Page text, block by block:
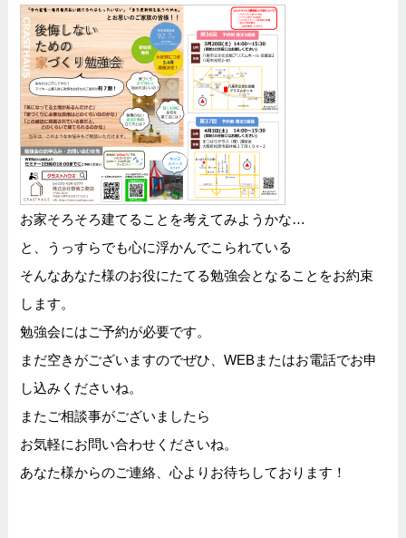
お家そろそろ建てることを考えてみようかな…
と、うっすらでも心に浮かんでこられている
そんなあなた様のお役にたてる勉強会となることをお約束
します。
勉強会にはご予約が必要です。
まだ空きがございますのでぜひ、WEBまたはお電話でお申
し込みくださいね。
またご相談事がございましたら
お気軽にお問い合わせくださいね。
あなた様からのご連絡、心よりお待ちしております！